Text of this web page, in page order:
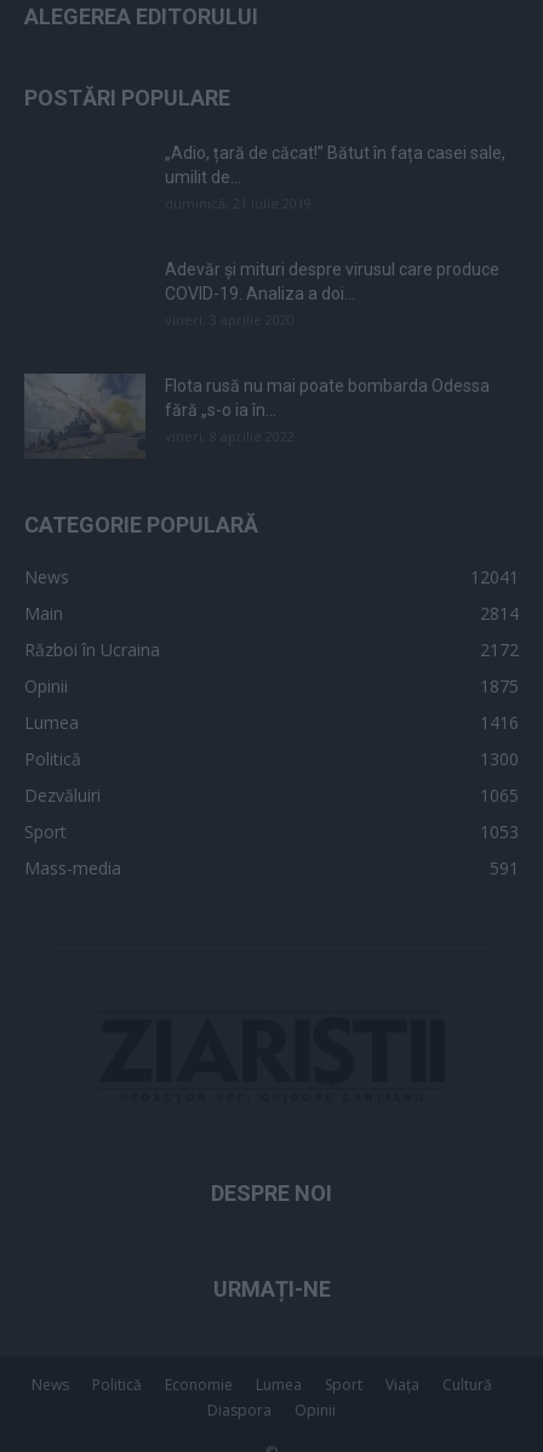
ALEGEREA EDITORULUI
POSTĂRI POPULARE
„Adio, țară de căcat!” Bătut în fața casei sale,
umilit de...
Adevăr și mituri despre virusul care produce
COVID-19. Analiza a doi...
Flota rusă nu mai poate bombarda Odessa
fără „s-o ia în...
CATEGORIE POPULARĂ
News
12041
Main
2814
Război în Ucraina
2172
Opinii
1875
Lumea
1416
Politică
1300
Dezvăluiri
1065
Sport
1053
Mass-media
591
DESPRE NOI
URMAȚI-NE
News Politică Economie Lumea Sport Viața
Cultură
Diaspora
Opinii